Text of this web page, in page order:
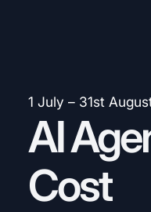
1 July – 31st
AI
Cost